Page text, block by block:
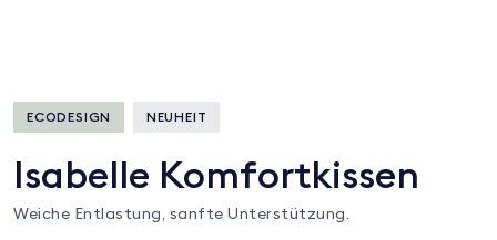
ECODESIGN NEUHEIT
Isabelle Komfortkissen
Weiche Entlastung, sanfte Unterstützung.